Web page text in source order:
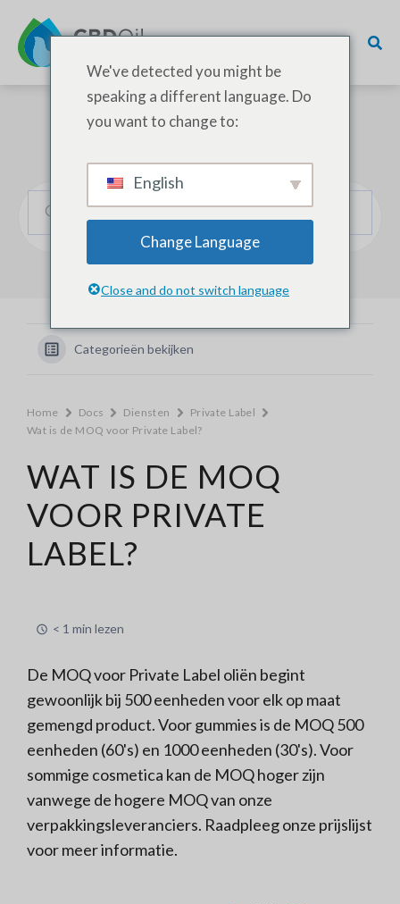
Categorieën bekijken
Home Docs Diensten
Private Label
Wat is de MOQ voor Private Label?
WAT IS DE MOQ
VOOR PRIVATE
LABEL?
< 1 min lezen
De MOQ voor Private Label oliën begint
gewoonlijk bij 500 eenheden voor elk op maat
gemengd product. Voor gummies is de MOQ 500
eenheden (60's) en 1000 eenheden (30's). Voor
sommige cosmetica kan de MOQ hoger zijn
vanwege de hogere MOQ van onze
verpakkingsleveranciers. Raadpleeg onze prijslijst
voor meer informatie.
We've detected you might be
speaking a different language. Do
you want to change to:
English
Change Language
Close and do not switch language